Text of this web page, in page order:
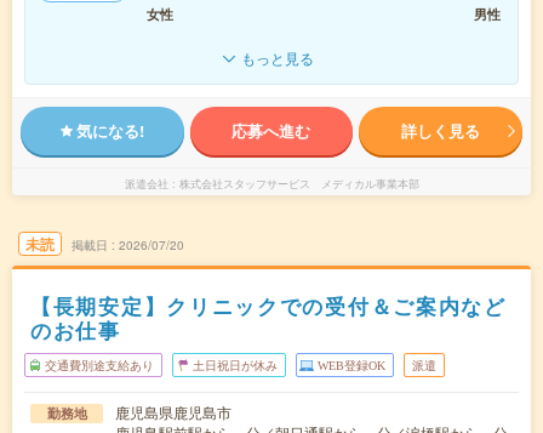
女性
男性
もっと見る
気になる! 応募へ進む 詳しく見る
派遣会社 株式会社スタッフサービス メディカル事業本部
未読 掲載日 2026/07/20
【長期安定】クリニックでの受付＆ご案内など
のお仕事
交通費別途支給あり 土日祝日が休み WEB登録OK 派遣
勤務地
鹿児島県鹿児島市